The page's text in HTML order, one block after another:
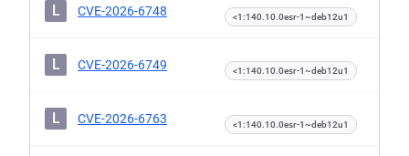
L CVE-2026-6748 <1:140.10.0esr-1~deb12u1
L CVE-2026-6749 <1:140.10.0esr-1~deb12u1
L CVE-2026-6763 <1:140.10.0esr-1~deb12u1